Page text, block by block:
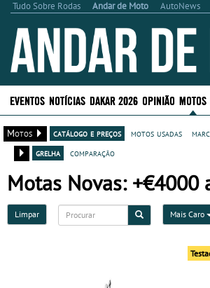
Tudo Sobre Rodas Andar de Moto AutoNews
EVENTOS NOTÍCIAS DAKAR 2026 OPINIÃO MOTOS
Motos catálogo e preços motos usadas
grelha
comparação
Motas Novas: +€4000
Limpar Mais Caro